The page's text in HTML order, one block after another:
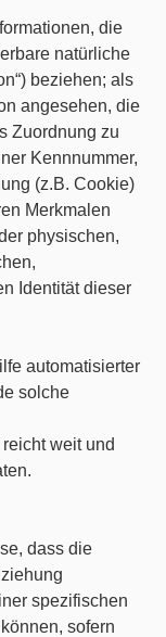
die
natürliche
beziehen; als
angesehen, die
Zuordnung zu
Kennnummer,
(z.B. Cookie)
Merkmalen
physischen,
Identität dieser
automatisierter
solche
weit und
dass die
spezifischen
sofern